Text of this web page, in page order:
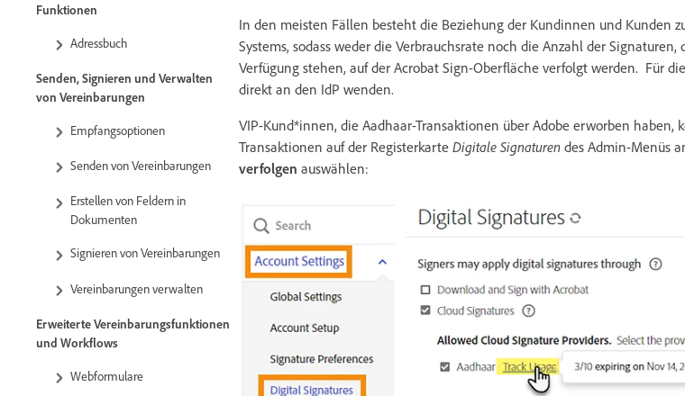
Funktionen
Adressbuch
Senden, Signieren und Verwalten
von Vereinbarungen
Empfangsoptionen
Senden von Vereinbarungen
Erstellen von Feldern in
Dokumenten
Signieren von Vereinbarungen
Vereinbarungen verwalten
Erweiterte Vereinbarungsfunktionen
und Workflows
Webformulare
In den meisten Fällen besteht die Beziehung der Kundinnen und Kunden
Systems, sodass weder die Verbrauchsrate noch die Anzahl der
Verfügung stehen, auf der Acrobat Sign-Oberfläche verfolgt werden. Für
direkt an den IdP wenden.
VIP-Kund*innen, die Aadhaar-Transaktionen über Adobe erworben haben,
Transaktionen auf der Registerkarte Digitale Signaturen des Admin-Menüs
verfolgen auswählen: